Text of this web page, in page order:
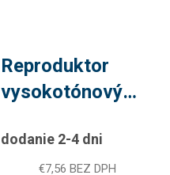
Reproduktor
vysokotónový
dodanie 2-4 dni
€7,56 BEZ DPH